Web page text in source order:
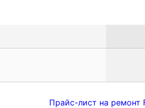
Прайс-лист на ремонт